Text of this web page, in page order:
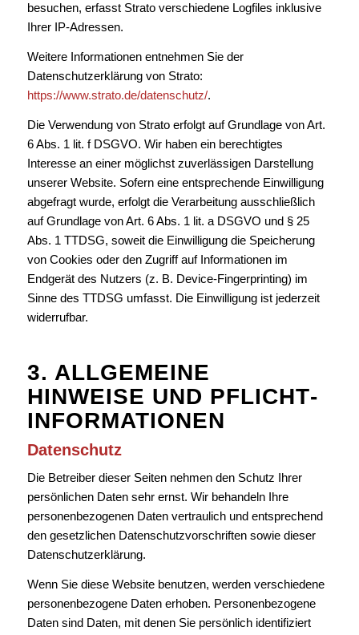
besuchen, erfasst Strato verschiedene Logfiles inklusive
Ihrer IP-Adressen.
Weitere Informationen entnehmen Sie der
Datenschutzerklärung von Strato:
https://www.strato.de/datenschutz/.
Die Verwendung von Strato erfolgt auf Grundlage von Art.
6 Abs. 1 lit. f DSGVO. Wir haben ein berechtigtes
Interesse an einer möglichst zuverlässigen Darstellung
unserer Website. Sofern eine entsprechende Einwilligung
abgefragt wurde, erfolgt die Verarbeitung ausschließlich
auf Grundlage von Art. 6 Abs. 1 lit. a DSGVO und § 25
Abs. 1 TTDSG, soweit die Einwilligung die Speicherung
von Cookies oder den Zugriff auf Informationen im
Endgerät des Nutzers (z. B. Device-Fingerprinting) im
Sinne des TTDSG umfasst. Die Einwilligung ist jederzeit
widerrufbar.
3. ALLGEMEINE
HINWEISE UND PFLICHT­
INFORMATIONEN
Datenschutz
Die Betreiber dieser Seiten nehmen den Schutz Ihrer
persönlichen Daten sehr ernst. Wir behandeln Ihre
personenbezogenen Daten vertraulich und entsprechend
den gesetzlichen Datenschutzvorschriften sowie dieser
Datenschutzerklärung.
Wenn Sie diese Website benutzen, werden verschiedene
personenbezogene Daten erhoben. Personenbezogene
Daten sind Daten, mit denen Sie persönlich identifiziert